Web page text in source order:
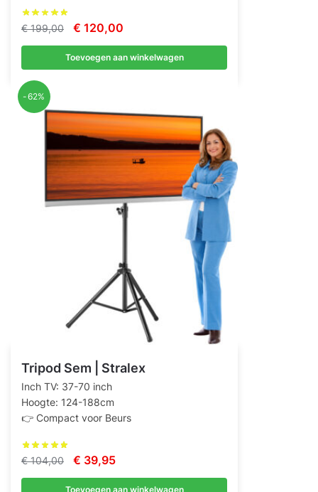
€199,00
Oorspronkelijke
prijs
was:
€ 120,00
prijs
is:
Toevoegen aan winkelwagen
-62%
Tripod Sem | Stralex
Inch TV: 37-70 inch
Hoogte: 124-188cm
👉 Compact voor Beurs
€104,00
Oorspronkelijke
prijs
€ 39,95Huidige
prijs
Toevoegen aan winkelwagen